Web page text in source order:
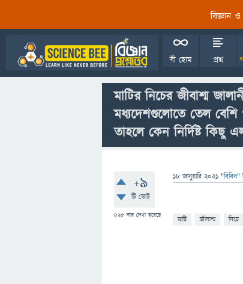
বিজ্ঞান
বী হোম প্রশ্ন
মাটির নিচের জীবাশ্ম
মধ্যদেশগুলোতে তেল বেশি
তাহলে কেন নির্দিষ্ট কিছু
+9
টি ভোট
525 বার দেখা হয়েছে
18 জানুয়ারি 2021 "বিবিধ"
মাটি জীবাশ্ম নিচে